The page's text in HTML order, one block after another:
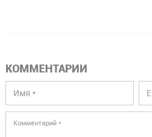
КОММЕНТАРИИ